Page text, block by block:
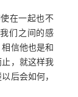
在一起也不
们之间的感
信他也是和
，就这样我
后会如何，